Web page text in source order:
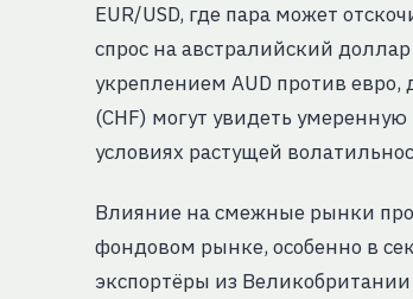
EUR/USD, где пара может
спрос на австралийский
укреплением AUD против
(CHF) могут увидеть
условиях растущей
Влияние на смежные рынки
фондовом рынке, особенно в
экспортёры из